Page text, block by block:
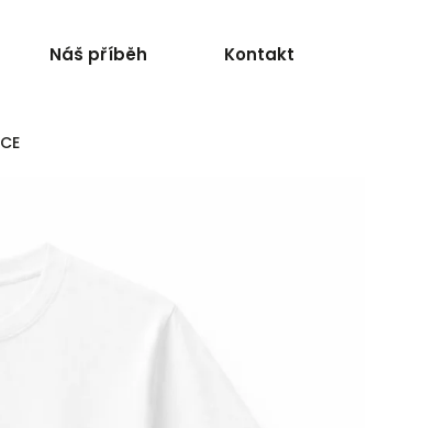
Náš příběh Kontakt